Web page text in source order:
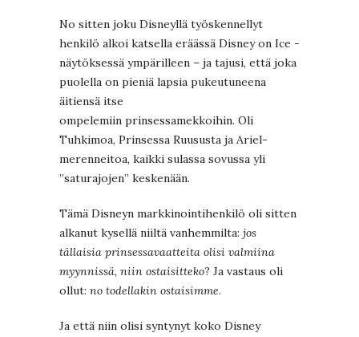
No sitten joku Disneyllä työskennellyt
henkilö alkoi katsella eräässä Disney on Ice -
näytöksessä ympärilleen – ja tajusi, että joka
puolella on pieniä lapsia pukeutuneena
äitiensä itse
ompelemiin prinsessamekkoihin. Oli
Tuhkimoa, Prinsessa Ruususta ja Ariel-
merenneitoa, kaikki sulassa sovussa yli
”saturajojen” keskenään.
Tämä Disneyn markkinointihenkilö oli sitten
alkanut kysellä niiltä vanhemmilta: jos
tällaisia prinsessavaatteita olisi valmiina
myynnissä, niin ostaisitteko? Ja vastaus oli
ollut: no todellakin ostaisimme.
Ja että niin olisi syntynyt koko Disney